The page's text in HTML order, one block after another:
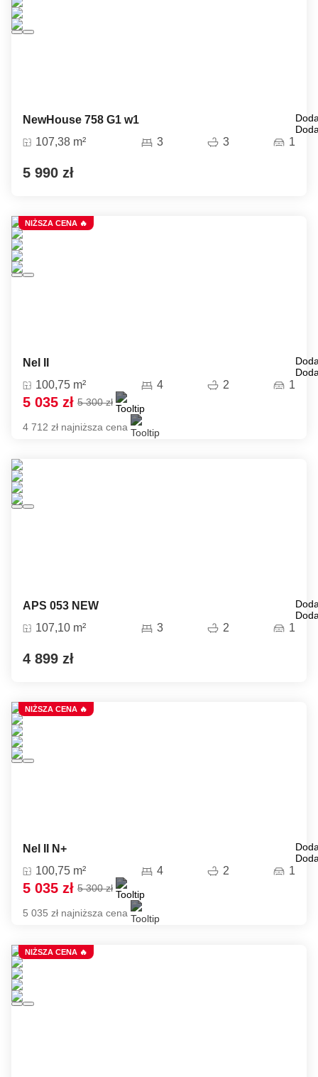
NewHouse 758 G1 w1
107,38 m² 3 3 1
5 990 zł
Nel II
100,75 m² 4 2 1
5 035 zł 5 300 zł
4 712 zł najniższa cena
NIŻSZA CENA 🔥
APS 053 NEW
107,10 m² 3 2 1
4 899 zł
Nel II N+
100,75 m² 4 2 1
5 035 zł 5 300 zł
5 035 zł najniższa cena
NIŻSZA CENA 🔥
NIŻSZA CENA 🔥